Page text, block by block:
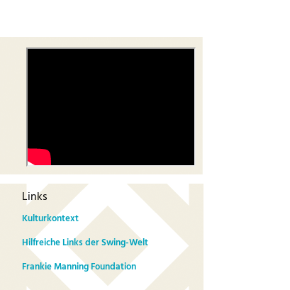
Links
Kulturkontext
Hilfreiche Links der Swing-Welt
Frankie Manning Foundation